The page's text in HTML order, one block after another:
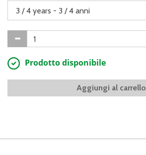
Prodotto disponibile
Aggiungi al carrello